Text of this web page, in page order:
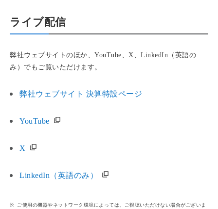
ライブ配信
弊社ウェブサイトのほか、YouTube、X、LinkedIn（英語の
み）でもご覧いただけます。
弊社ウェブサイト 決算特設ページ
YouTube
X
LinkedIn（英語のみ）
ご使用の機器やネットワーク環境によっては、ご視聴いただけない場合がございま